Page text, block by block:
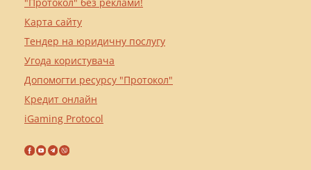
Карта сайту
Тендер на юридичну послугу
Угода користувача
Допомогти ресурсу "Протокол"
Кредит онлайн
iGaming Protocol